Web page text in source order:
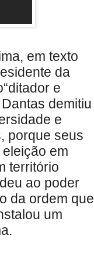
em texto
da
e
demitiu
e
porque seus
em
território
ao poder
da ordem que
um